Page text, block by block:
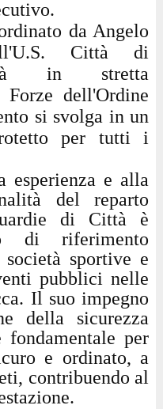
da Angelo
Città di
in stretta
dell'Ordine
si svolga in un
per tutti i
esperienza e alla
del reparto
di Città è
di riferimento
sportive e
pubblici nelle
Il suo impegno
della sicurezza
per
e ordinato, a
contribuendo al